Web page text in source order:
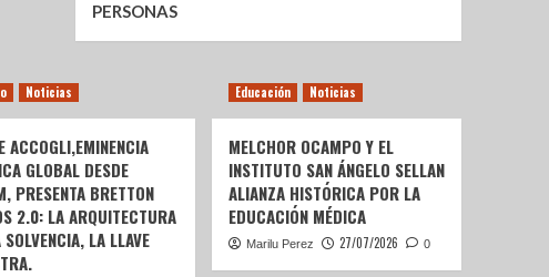
PERSONAS
Noticias
ACCOGLI,EMINENCIA
GLOBAL DESDE
PRESENTA BRETTON
2.0: LA ARQUITECTURA
SOLVENCIA, LA LLAVE
Educación Noticias
MELCHOR OCAMPO Y EL
INSTITUTO SAN ÁNGELO SELLAN
ALIANZA HISTÓRICA POR LA
EDUCACIÓN MÉDICA
Marilu Perez 27/07/2026 0